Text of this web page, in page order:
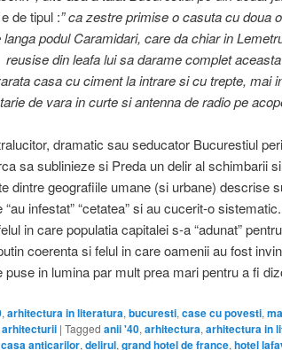
de tipul :” ca zestre primise o casuta cu doua
langa podul Caramidari, care da chiar in
din leafa lui sa darame complet
casa cu ciment la intrare si cu trepte, mai
de vara in curte si antenna de radio pe
dramatic sau seducator Bucurestiul
sa sublinieze si Preda un delir al schimbarii
dintre geografiile umane (si urbane) descrise
infestat” “cetatea” si au cucerit-o
in care populatia capitalei s-a “adunat”
coerenta si felul in care oamenii au fost
puse in lumina par mult prea mari pentru a fi
, arhitectura in literatura, bucuresti, case cu povesti,
| Tagged anii '40, arhitectura, arhitectura in
casa anticarilor, delirul, grand hotel de france, hotel